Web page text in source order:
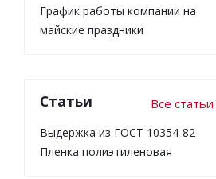
График работы компании на
майские праздники
Статьи Все статьи
Выдержка из ГОСТ 10354-82
Пленка полиэтиленовая